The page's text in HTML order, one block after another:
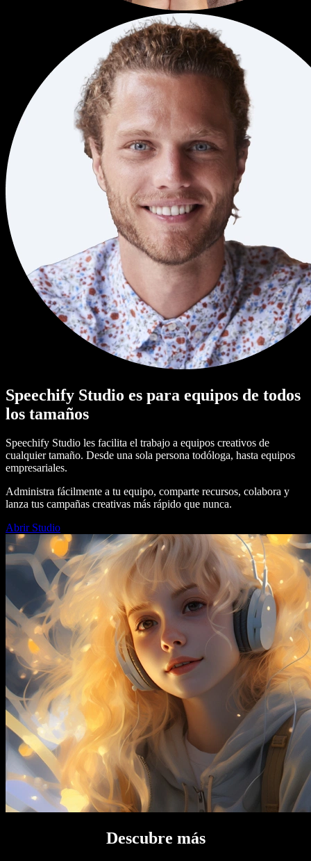
Speechify Studio es para equipos de todos
los tamaños
Speechify Studio les facilita el trabajo a equipos creativos de
cualquier tamaño. Desde una sola persona todóloga, hasta equipos
empresariales.
Administra fácilmente a tu equipo, comparte recursos, colabora y
lanza tus campañas creativas más rápido que nunca.
Abrir Studio
Descubre más